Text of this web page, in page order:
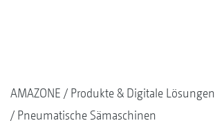
AMAZONE Produkte & Digitale Lösungen
Pneumatische Sämaschinen